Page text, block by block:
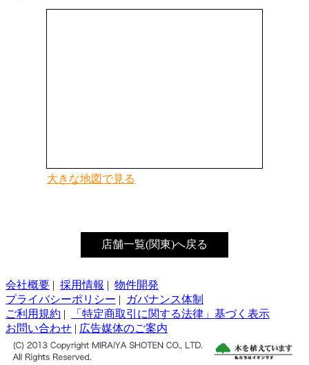
大きな地図で見る
店舗一覧(関東)へ戻る
会社概要 | 採用情報 | 物件開発
プライバシーポリシー |
ガバナンス体制
ご利用規約 |
「特定商取引に関する法律」基づく表示
お問い合わせ | 広告媒体のご案内